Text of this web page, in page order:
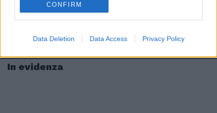
CONFIRM
Data Deletion Data Access Privacy Policy
In evidenza